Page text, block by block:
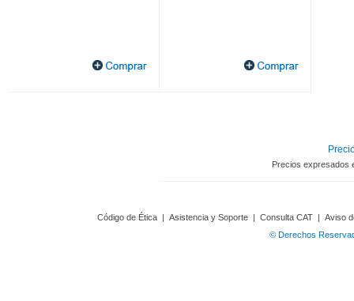
Precios expresados
Código de Ética | Asistencia y Soporte | Consulta CAT | Aviso
© Derechos